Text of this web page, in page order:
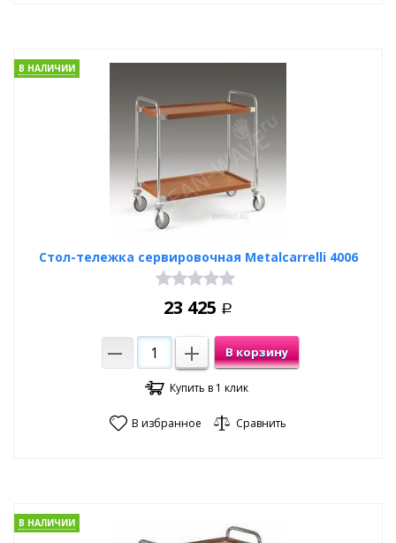
Стол-тележка сервировочная Metalcarrelli 4006
В НАЛИЧИИ
23 425 Р
В корзину
Купить в 1 клик
В избранное Сравнить
В НАЛИЧИИ